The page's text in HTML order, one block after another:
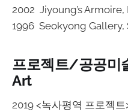
2002 Jiyoung’s
1996 Seokyong Gallery,
프로젝트/공공
Art
2019 <녹사평역 프로젝